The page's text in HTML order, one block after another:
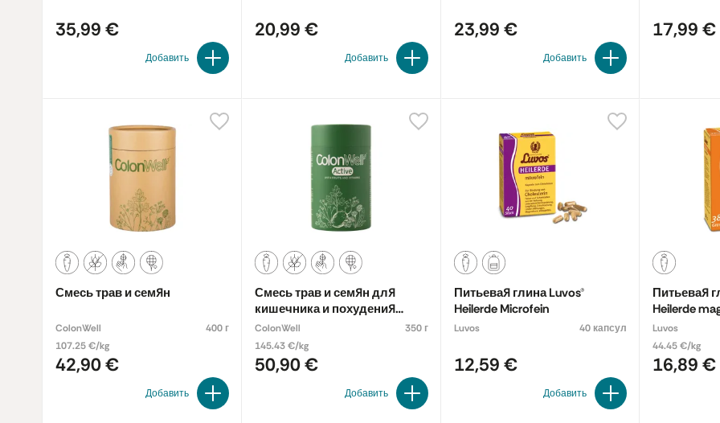
35,99 €
Добавить
добавка
20,99 €
Добавить
23,99 €
Добавить
17,99 €
Смесь трав и семян
ColonWell
400 г
107.25 €/kg
42,90 €
Добавить
Смесь трав и семян для
кишечника и похудения
«Activ» с фруктами и
витаминами
ColonWell
350 г
145.43 €/kg
50,90 €
Добавить
Питьевая глина Luvos®
Heilerde Microfein
Luvos 40 капсул
12,59 €
Добавить
Питьевая
Heilerde
Luvos
44.45 €/kg
16,89 €